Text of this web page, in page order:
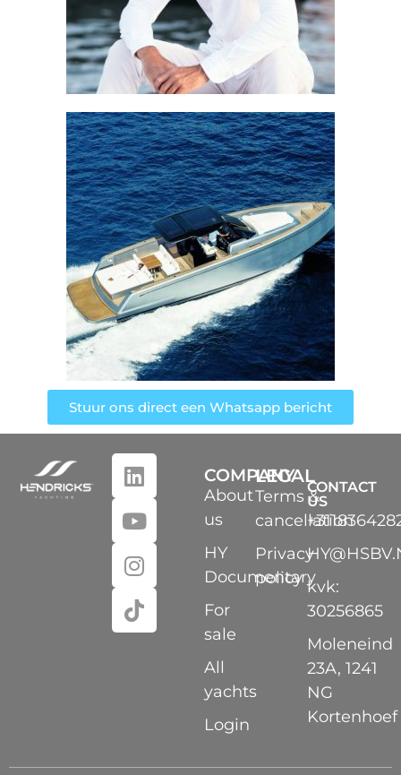
Stuur ons direct een Whatsapp bericht
COMPANY
About
us
HY
Documentary
For
sale
All
yachts
Login
LEGAL
Terms &
cancellation
Privacy
policy
CONTACT
US
kvk:
30256865
Moleneind
23A, 1241
NG
Kortenhoef